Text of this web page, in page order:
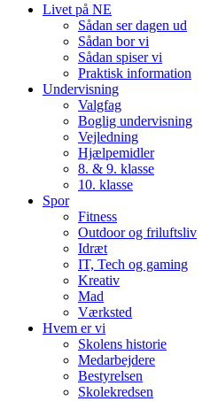
Livet på NE
Sådan ser dagen ud
Sådan bor vi
Sådan spiser vi
Praktisk information
Undervisning
Valgfag
Boglig undervisning
Vejledning
Hjælpemidler
8. & 9. klasse
10. klasse
Spor
Fitness
Outdoor og friluftsliv
Idræt
IT, Tech og gaming
Kreativ
Mad
Værksted
Hvem er vi
Skolens historie
Medarbejdere
Bestyrelsen
Skolekredsen